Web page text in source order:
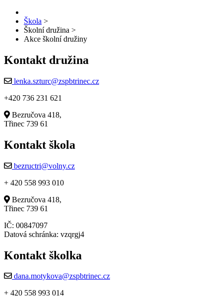
Škola >
Školní družina >
Akce školní družiny
Kontakt družina
lenka.szturc@zspbtrinec.cz
+420 736 231 621
Bezručova 418,
Třinec 739 61
Kontakt škola
bezructri@volny.cz
+ 420 558 993 010
Bezručova 418,
Třinec 739 61
IČ: 00847097
Datová schránka: vzqrgj4
Kontakt školka
dana.motykova@zspbtrinec.cz
+ 420 558 993 014